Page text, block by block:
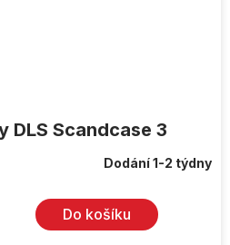
DLS Scandcase 3
Dodání 1-2 týdny
Do košíku